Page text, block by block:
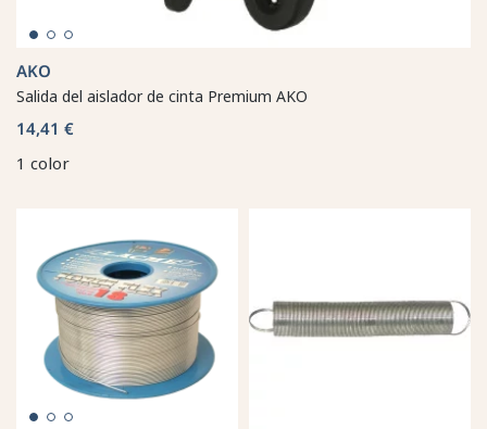
AKO
Salida del aislador de cinta Premium AKO
14,41 €
1 color